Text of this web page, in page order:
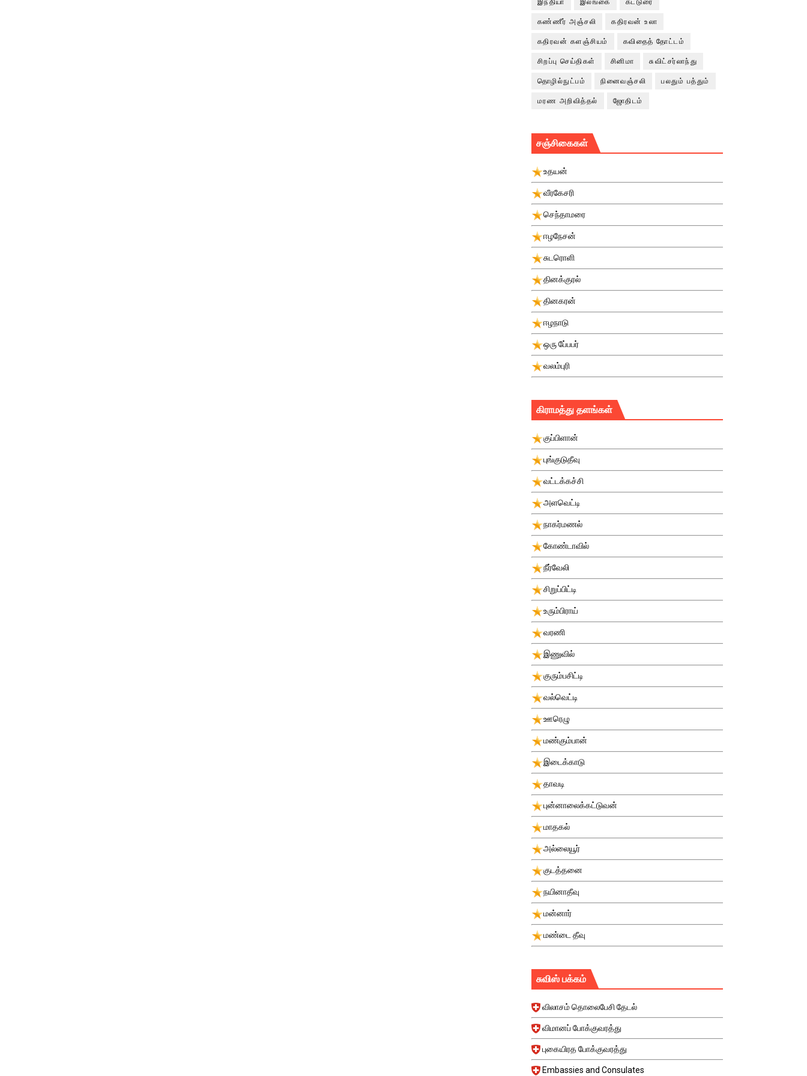
கண்ணீர் அஞ்சலி கதிரவன் உலா
கதிரவன் களஞ்சியம் கவிதைத் தோட்டம்
சிறப்பு செய்திகள் சினிமா சுவிட்சர்லாந்து
தொழில்நுட்பம் நினைவஞ்சலி பலதும் பத்தும்
மரண அறிவித்தல் ஜோதிடம்
சஞ்சிகைகள்
உதயன்
வீரகேசரி
செந்தாமரை
ஈழநேசன்
சுடரொளி
தினக்குரல்
தினகரன்
ஈழநாடு
ஒரு பே்பபர்
வலம்புரி
கிராமத்து தளங்கள்
குப்பிளான்
புங்குடுதீவு
வட்டக்கச்சி
அளவெட்டி
நாகர்மணல்
கோண்டாவில்
நீர்வேலி
சிறுப்பிட்டி
உரும்பிராய்
வரணி
இணுவில்
குரும்பசிட்டி
வல்வெட்டி
ஊரெழு
மண்கும்பான்
இடைக்காடு
தாவடி
புன்னாலைக்கட்டுவன்
மாதகல்
அல்லையூர்
குடத்தனை
நயினாதீவு
மன்னார்
மண்டை தீவு
சுவிஸ் பக்கம்
விலாசம் தொலைபேசி தேடல்
விமானப் போக்குவரத்து
புகையிரத போக்குவரத்து
Embassies and Consulates